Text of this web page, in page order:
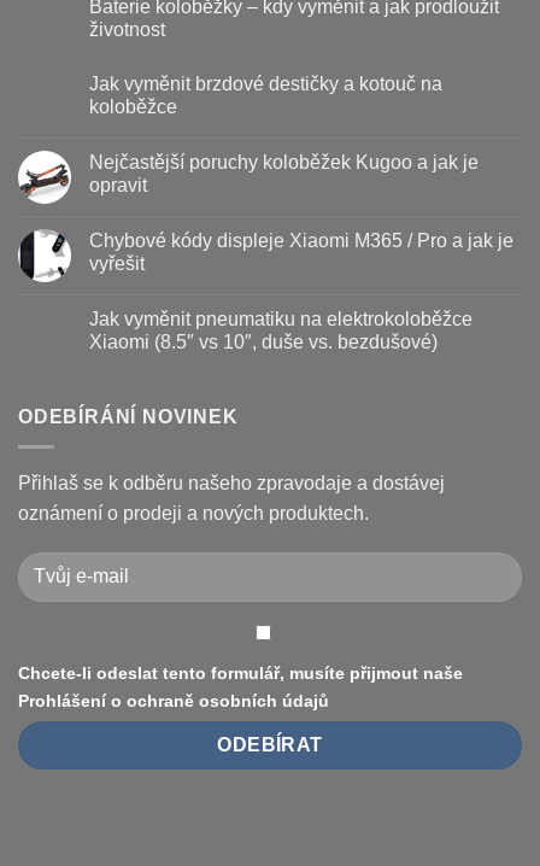
Baterie koloběžky – kdy vyměnit a jak prodloužit
životnost
u
textu
s
koloběžky
–
kdy
jak
prodloužit
životnost
Jak vyměnit brzdové destičky a kotouč na
koloběžce
u
textu
s
vyměnit
brzdové
destičky
na
koloběžce
Nejčastější poruchy koloběžek Kugoo a jak je
opravit
u
textu
s
poruchy
koloběžek
Kugoo
opravit
Chybové kódy displeje Xiaomi M365 / Pro a jak je
vyřešit
textu
s
displeje
Xiaomi
a
jak
je
Jak vyměnit pneumatiku na elektrokoloběžce
Xiaomi (8.5″ vs 10″, duše vs. bezdušové)
textu
s
vyměnit
pneumatiku
na
elektrokoloběžce
(8.5″
vs
10″,
duše
ODEBÍRÁNÍ NOVINEK
Přihlaš se k odběru našeho zpravodaje a dostávej
oznámení o prodeji a nových produktech.
Chcete-li odeslat tento formulář, musíte přijmout naše
Prohlášení o ochraně osobních údajů